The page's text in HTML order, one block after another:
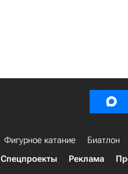
Фигурное катание Биатлон
Спецпроекты
Реклама